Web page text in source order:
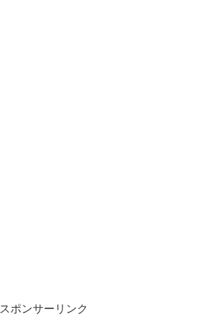
スポンサーリンク